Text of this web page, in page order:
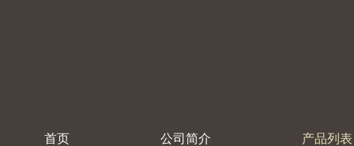
首页 公司简介 产品列表